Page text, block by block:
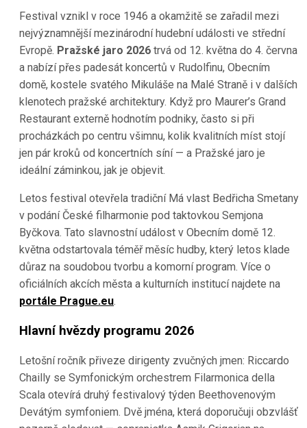
Festival vznikl v roce 1946 a okamžitě se zařadil mezi
nejvýznamnější mezinárodní hudební události ve střední
Evropě. Pražské jaro 2026 trvá od 12. května do 4. června
a nabízí přes padesát koncertů v Rudolfinu, Obecním
domě, kostele svatého Mikuláše na Malé Straně i v dalších
klenotech pražské architektury. Když pro Maurer’s Grand
Restaurant externě hodnotím podniky, často si při
procházkách po centru všimnu, kolik kvalitních míst stojí
jen pár kroků od koncertních síní — a Pražské jaro je
ideální záminkou, jak je objevit.
Letos festival otevřela tradiční Má vlast Bedřicha Smetany
v podání České filharmonie pod taktovkou Semjona
Byčkova. Tato slavnostní událost v Obecním domě 12.
května odstartovala téměř měsíc hudby, který letos klade
důraz na soudobou tvorbu a komorní program. Více o
oficiálních akcích města a kulturních institucí najdete na
portále Prague.eu.
Hlavní hvězdy programu 2026
Letošní ročník přiveze dirigenty zvučných jmen: Riccardo
Chailly se Symfonickým orchestrem Filarmonica della
Scala otevírá druhý festivalový týden Beethovenovým
Devátým symfoniem. Dvě jména, která doporučuji obzvlášť